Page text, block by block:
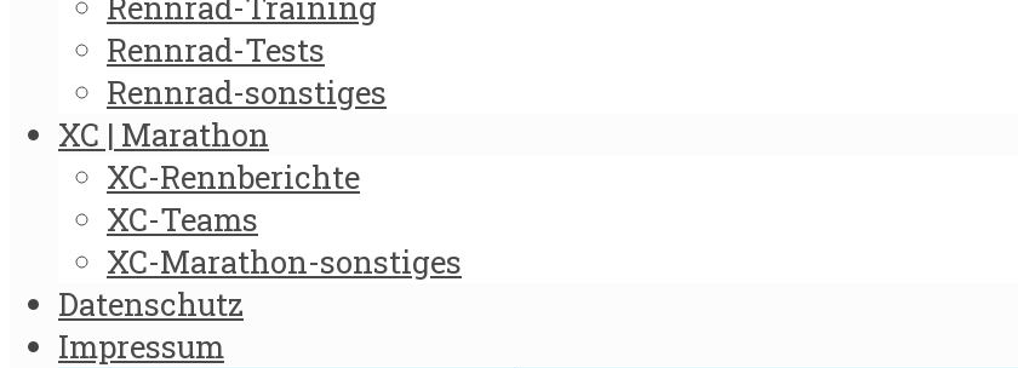
Rennrad-Tests
Rennrad-sonstiges
XC | Marathon
XC-Rennberichte
XC-Teams
XC-Marathon-sonstiges
Datenschutz
Impressum